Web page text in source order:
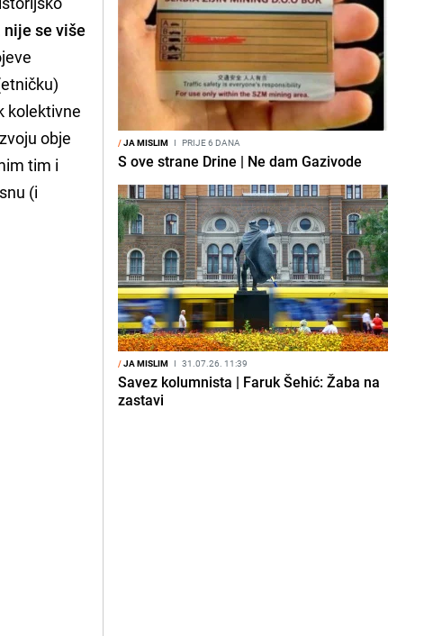
nije se više
kolektivne
obje
tim i
(i
/JA MISLIM I PRIJE 6 DANA
S ove strane Drine | Ne dam Gazivode
/JA MISLIM I 31.07.26. 11:39
Savez kolumnista | Faruk Šehić: Žaba na
zastavi